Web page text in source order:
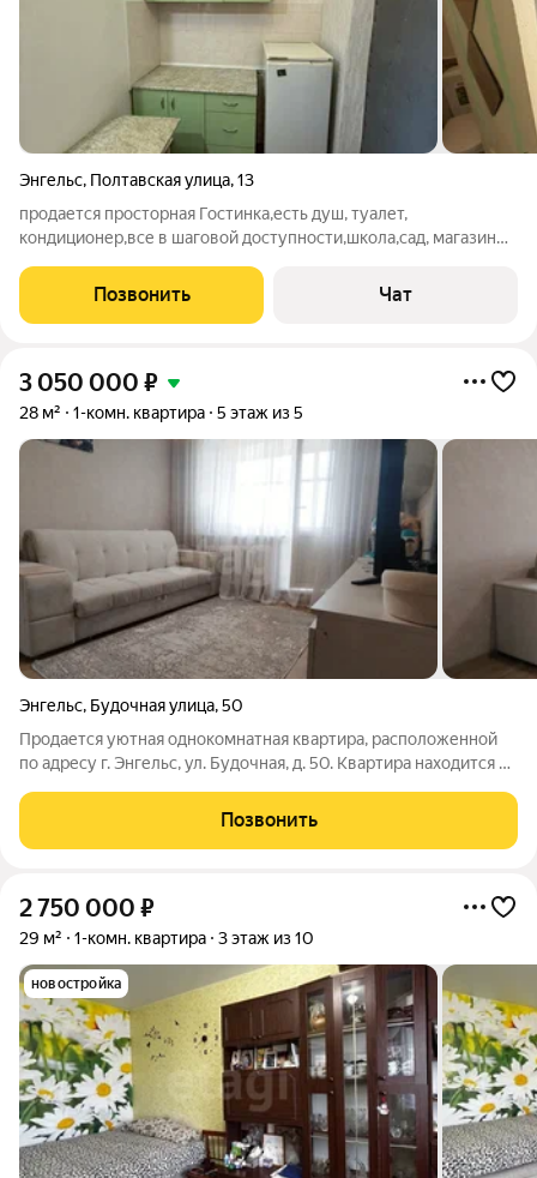
Энгельс, Полтавская улица,13
продается просторная Гостинка,есть душ, туалет,
кондиционер,все в шаговой доступности,школа,сад, магазины,
Позвонить Чат
3 050 000 ₽
28 м² 1-комн. квартира 5 этаж из 5
Энгельс, Будочная улица,50
Продается уютная однокомнатная квартира, расположенной
по адресу г. Энгельс, ул. Будочная, д. 50. Квартира находится на
обеспечивает прекрасный панорамный вид из окна и
достаточное количество солнечного
Позвонить
2 750 000 ₽
29 м² 1-комн. квартира 3 этаж из 10
новостройка